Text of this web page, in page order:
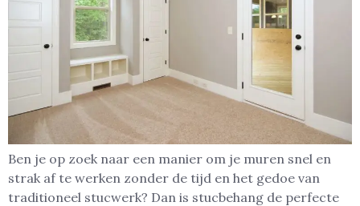
Ben je op zoek naar een manier om je muren snel en
strak af te werken zonder de tijd en het gedoe van
traditioneel stucwerk? Dan is stucbehang de perfecte